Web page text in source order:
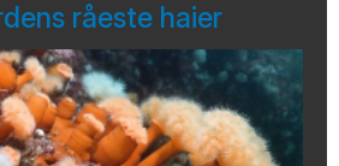
råeste haier